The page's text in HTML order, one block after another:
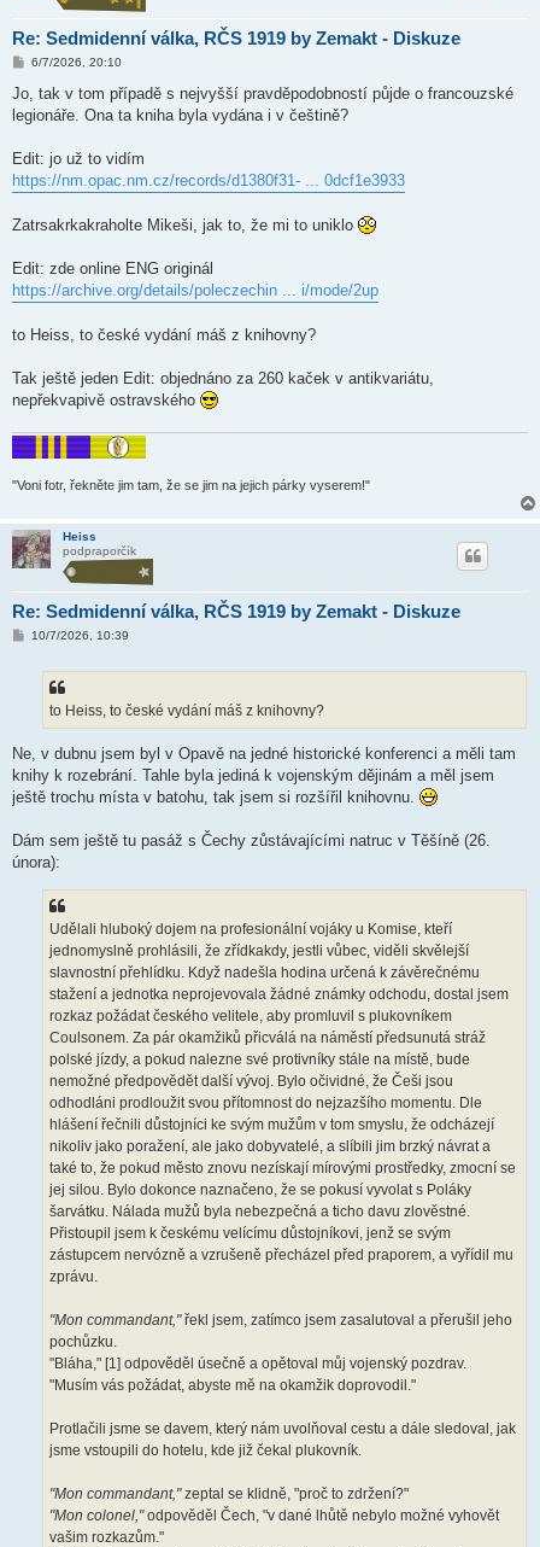
Re: Sedmidenní válka, RČS 1919 by Zemakt - Diskuze
P
í
s
p
e
k
6/7/2026, 20:10
Jo, tak v tom případě s nejvyšší pravděpodobností půjde o francouzské
legionáře. Ona ta kniha byla vydána i v češtině?
Edit: jo už to vidím
https://nm.opac.nm.cz/records/d1380f31- ... 0dcf1e3933
Zatrsakrkakraholte Mikeši, jak to, že mi to uniklo
Edit: zde online ENG originál
https://archive.org/details/poleczechin ... i/mode/2up
to Heiss, to české vydání máš z knihovny?
Tak ještě jeden Edit: objednáno za 260 kaček v antikvariátu,
nepřekvapivě ostravského
"Voni fotr, řekněte jim tam, že se jim na jejich párky vyserem!"
Heiss
podpraporčík
Re: Sedmidenní válka, RČS 1919 by Zemakt - Diskuze
P
k
10/7/2026, 10:39
to Heiss, to české vydání máš z knihovny?
Ne, v dubnu jsem byl v Opavě na jedné historické konferenci a měli tam
knihy k rozebrání. Tahle byla jediná k vojenským dějinám a měl jsem
ještě trochu místa v batohu, tak jsem si rozšířil knihovnu.
Dám sem ještě tu pasáž s Čechy zůstávajícími natruc v Těšíně (26.
února):
Udělali hluboký dojem na profesionální vojáky u Komise, kteří
jednomyslně prohlásili, že zřídkakdy, jestli vůbec, viděli skvělejší
slavnostní přehlídku. Když nadešla hodina určená k závěrečnému
stažení a jednotka neprojevovala žádné známky odchodu, dostal jsem
rozkaz požádat českého velitele, aby promluvil s plukovníkem
Coulsonem. Za pár okamžiků přicválá na náměstí předsunutá stráž
polské jízdy, a pokud nalezne své protivníky stále na místě, bude
nemožné předpovědět další vývoj. Bylo očividné, že Češi jsou
odhodláni prodloužit svou přítomnost do nejzazšího momentu. Dle
hlášení řečnili důstojníci ke svým mužům v tom smyslu, že odcházejí
nikoliv jako poražení, ale jako dobyvatelé, a slíbili jim brzký návrat a
také to, že pokud město znovu nezískají mírovými prostředky, zmocní se
jej silou. Bylo dokonce naznačeno, že se pokusí vyvolat s Poláky
šarvátku. Nálada mužů byla nebezpečná a ticho davu zlověstné.
Přistoupil jsem k českému velícímu důstojníkovi, jenž se svým
zástupcem nervózně a vzrušeně přecházel před praporem, a vyřídil mu
zprávu.
"Mon commandant,"řekl jsem, zatímco jsem zasalutoval a přerušil jeho
pochůzku.
"Bláha," [1] odpověděl úsečně a opětoval můj vojenský pozdrav.
"Musím vás požádat, abyste mě na okamžik doprovodil."
Protlačili jsme se davem, který nám uvolňoval cestu a dále sledoval, jak
jsme vstoupili do hotelu, kde již čekal plukovník.
"Mon commandant,"zeptal se klidně, "proč to zdržení?"
"Mon colonel,"odpověděl Čech, "v dané lhůtě nebylo možné vyhovět
vašim rozkazům."